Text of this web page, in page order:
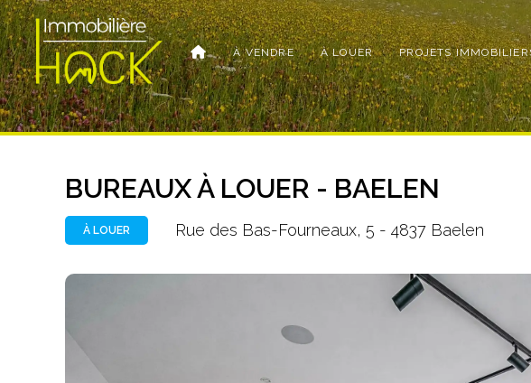
À VENDRE À LOUER PROJETS
BUREAUX À LOUER - BAELEN
À LOUER Rue des Bas-Fourneaux, 5 - 4837 Baelen
Photo